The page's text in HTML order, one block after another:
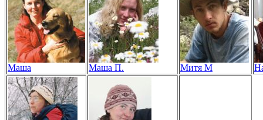
Маша Маша П. Митя М